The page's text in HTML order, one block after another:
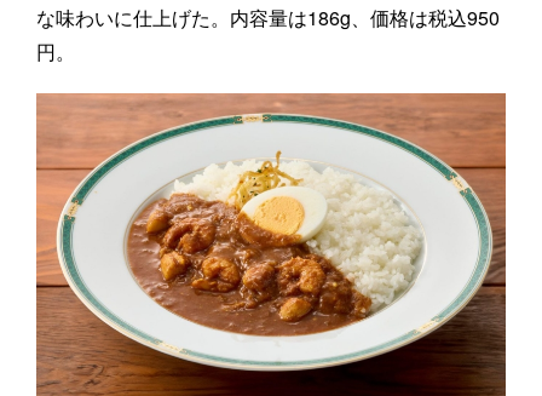
な味わいに仕上げた。内容量は186g、価格は税込950
円。